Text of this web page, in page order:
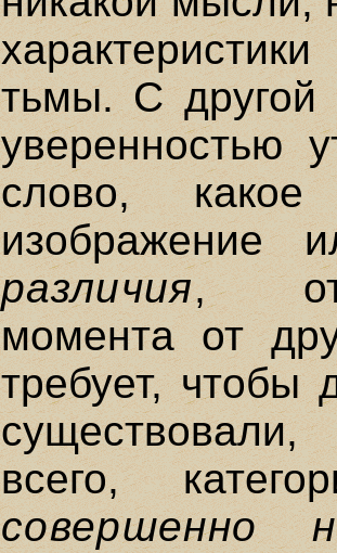
тьмы. С
уверенностью
слово,
изображение
различия,
момента от
требует,
всего,
совершенно